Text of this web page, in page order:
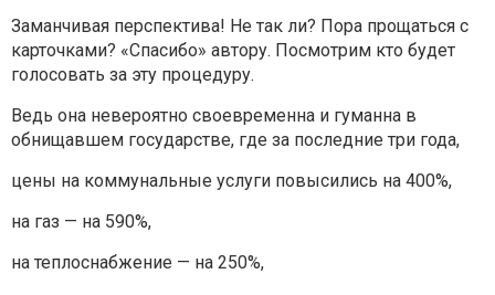
Заманчивая перспектива! Не так ли? Пора прощаться с
карточками? «Спасибо» автору. Посмотрим кто будет
голосовать за эту процедуру.
Ведь она невероятно своевременна и гуманна в
обнищавшем государстве, где за последние три года,
цены на коммунальные услуги повысились на 400%,
на газ — на 590%,
на теплоснабжение — на 250%,